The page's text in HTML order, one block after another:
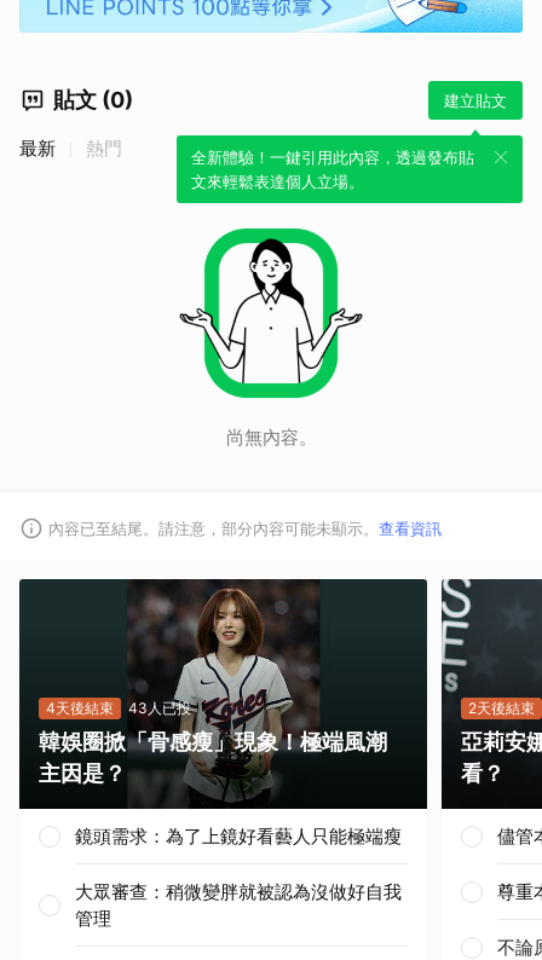
貼文 (0) 建立貼文
全新體驗！一鍵引用此內容，透過發布貼
文來輕鬆表達個人立場。
最新 熱門
尚無內容。
內容已至結尾。請注意，部分內容可能未顯示。 查看資訊
4天後結束 43人已投
韓娛圈掀「骨感瘦」現象！極端風潮
主因是？
鏡頭需求：為了上鏡好看藝人只能極端瘦
大眾審查：稍微變胖就被認為沒做好自我
管理
2天後結束
亞莉安
看？
儘管
尊重
不論